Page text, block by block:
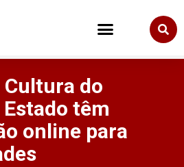
Cultura do
têm
online para